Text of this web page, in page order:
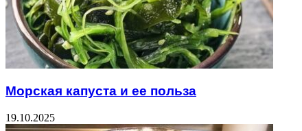
Морская капуста и ее польза
19.10.2025